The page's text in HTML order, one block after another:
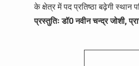
के क्षेत्र में पद प्रतिष्ठा बढ़ेगी स्थान
प्रस्तुतिः डॉ0 नवीन चन्द्र जोशी,